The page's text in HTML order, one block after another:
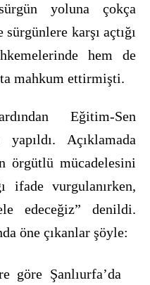
yoluna çokça
karşı açtığı
hem de
mahkum ettirmişti.
Eğitim-Sen
Açıklamada
örgütlü mücadelesini
ifade vurgulanırken,
edeceğiz” denildi.
öne çıkanlar şöyle:
göre Şanlıurfa’da